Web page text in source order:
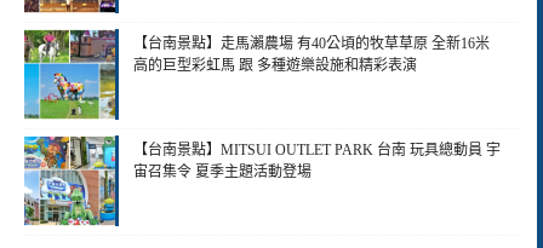
【台南景點】走馬瀨農場 有40公頃的牧草草原 全新16米
高的巨型彩虹馬 跟 多種遊樂設施和精彩表演
【台南景點】MITSUI OUTLET PARK 台南 玩具總動員 宇
宙召集令 夏季主題活動登場